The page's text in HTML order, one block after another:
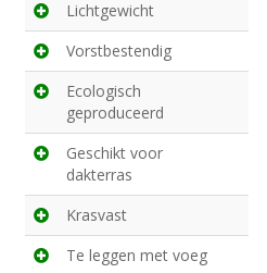
Lichtgewicht
Vorstbestendig
Ecologisch
geproduceerd
Geschikt voor
dakterras
Krasvast
Te leggen met voeg